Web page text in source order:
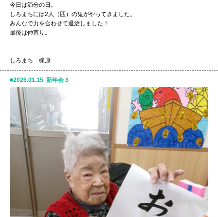
今日は節分の日。
しろまちには2人（匹）の鬼がやってきました。
みんなで力を合わせて退治しました！
最後は仲直り。
しろまち 梶原
2026.01.15 新年会３